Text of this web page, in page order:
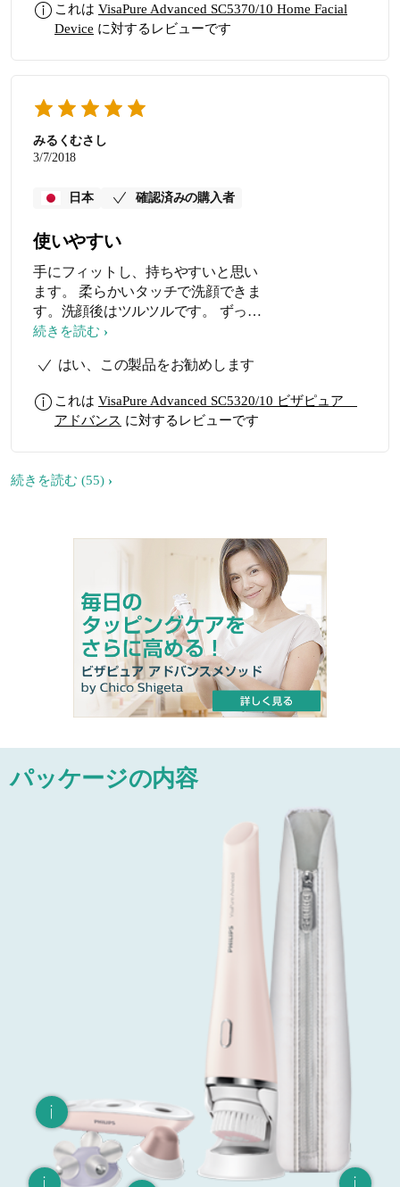
know when to change side. Easy to use
and maintain. One charge can last for very
これは VisaPure Advanced SC5370/10 Home Facial
Device に対するレビューです
みるくむさし
3/7/2018
日本 確認済みの購入者
使いやすい
手にフィットし、持ちやすいと思い
ます。 柔らかいタッチで洗顔できま
す。洗顔後はツルツルです。 ずっと
使い続けます。
続きを読む
はい、この製品をお勧めします
これは VisaPure Advanced SC5320/10 ビザピュア
アドバンス に対するレビューです
続きを読む (55)
パッケージの内容